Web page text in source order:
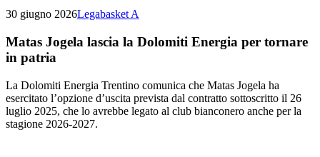
30 giugno 2026Legabasket A
Matas Jogela lascia la Dolomiti Energia per tornare
in patria
La Dolomiti Energia Trentino comunica che Matas Jogela ha
esercitato l’opzione d’uscita prevista dal contratto sottoscritto il 26
luglio 2025, che lo avrebbe legato al club bianconero anche per la
stagione 2026-2027.